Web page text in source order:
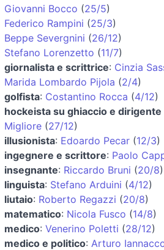
Giovanni Bocco (25/5)
Federico Rampini (25/3)
Beppe Severgnini (26/12)
Stefano Lorenzetto (11/7)
giornalista e scrittrice: Cinzia
Marida Lombardo Pijola (2/4)
golfista: Costantino Rocca (4/12)
hockeista su ghiaccio e
Migliore (27/12)
illusionista: Edoardo Pecar (12/3)
ingegnere e scrittore: Paolo
insegnante: Riccardo Bruni (20/8)
linguista: Stefano Arduini (4/12)
liutaio: Roberto Regazzi (20/8)
matematico: Nicola Fusco (14/8)
medico: Venerino Poletti (28/12)
medico e politico: Arturo